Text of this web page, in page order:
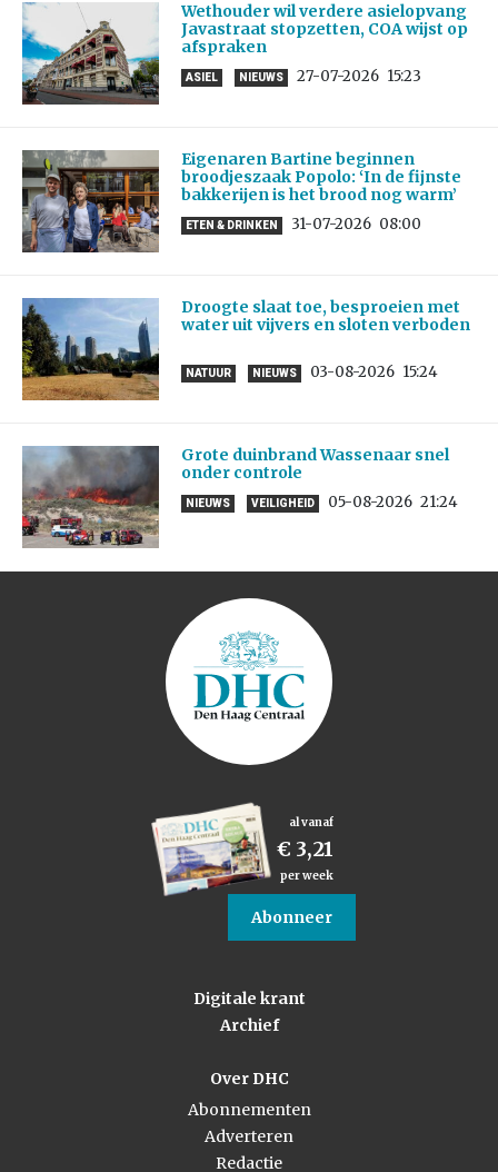
Wethouder wil verdere asielopvang
Javastraat stopzetten, COA wijst op
afspraken
ASIEL NIEUWS 27-07-2026 15:23
Eigenaren Bartine beginnen
broodjeszaak Popolo: ‘In de fijnste
bakkerijen is het brood nog warm’
ETEN & DRINKEN 31-07-2026 08:00
Droogte slaat toe, besproeien met
water uit vijvers en sloten verboden
NATUUR NIEUWS 03-08-2026 15:24
Grote duinbrand Wassenaar snel
onder controle
NIEUWS VEILIGHEID 05-08-2026 21:24
al vanaf
€ 3,21
per week
Abonneer
Digitale krant
Archief
Over DHC
Abonnementen
Adverteren
Redactie